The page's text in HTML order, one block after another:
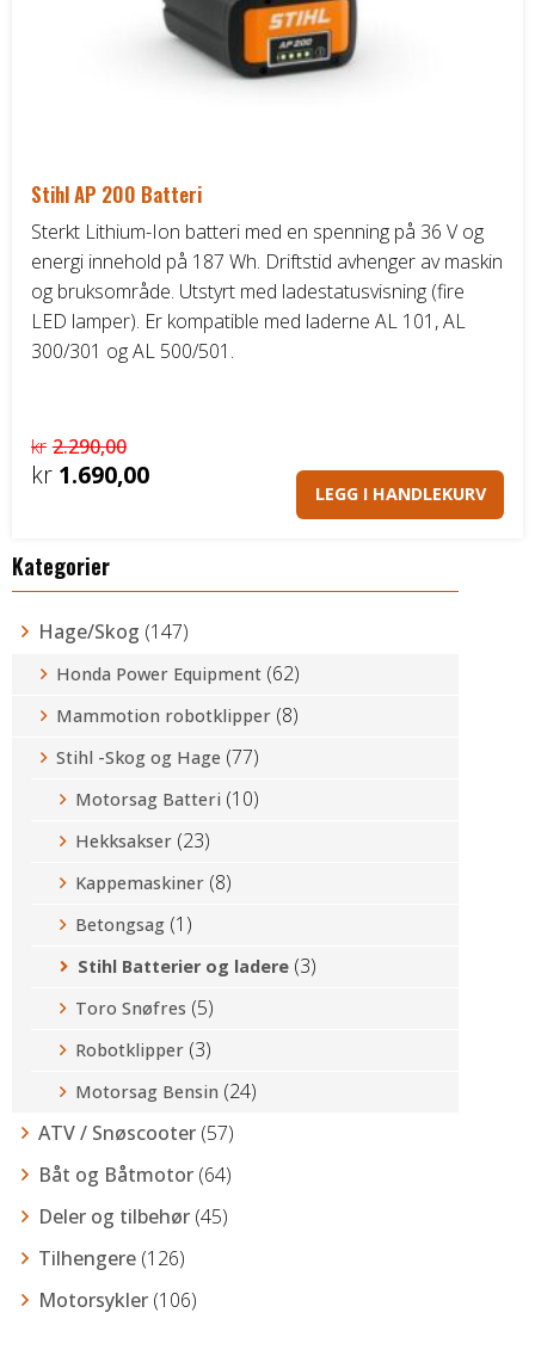
Stihl AP 200 Batteri
Sterkt Lithium-Ion batteri med en spenning på 36 V og
energi innehold på 187 Wh. Driftstid avhenger av maskin
og bruksområde. Utstyrt med ladestatusvisning (fire
LED lamper). Er kompatible med laderne AL 101, AL
300/301 og AL 500/501.
kr 2.290,00
Opprinnelig
kr2.290,00.
kr 1.690,00
er:
kr1.690,00.
LEGG I HANDLEKURV
Kategorier
Hage/Skog (147)
Honda Power Equipment (62)
Mammotion robotklipper (8)
Stihl -Skog og Hage (77)
Motorsag Batteri (10)
Hekksakser (23)
Kappemaskiner (8)
Betongsag (1)
Stihl Batterier og ladere (3)
Toro Snøfres (5)
Robotklipper (3)
Motorsag Bensin (24)
ATV / Snøscooter (57)
Båt og Båtmotor (64)
Deler og tilbehør (45)
Tilhengere (126)
Motorsykler (106)